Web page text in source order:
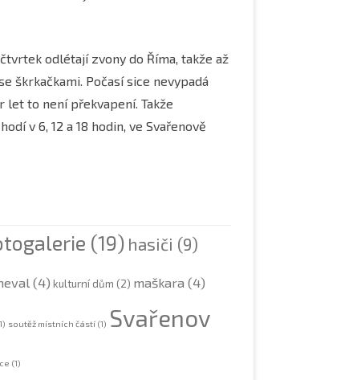
PILOT RAF PPLK. KAREL NOVOTNÝ
STUDÁNKA U VODOJEMU
2011
2015
odlétají zvony do Říma, takže až
škrkačkami. Počasí sice nevypadá
let to není překvapení. Takže
v 6, 12 a 18 hodin, ve Svařenově
(19) hasiči (9)
(4) kulturní dům (2) maškara (4)
soutěž místních částí (1) Svařenov
(1)